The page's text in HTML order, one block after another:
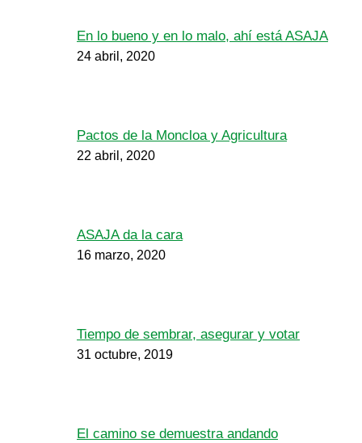
En lo bueno y en lo malo, ahí está ASAJA
24 abril, 2020
Pactos de la Moncloa y Agricultura
22 abril, 2020
ASAJA da la cara
16 marzo, 2020
Tiempo de sembrar, asegurar y votar
31 octubre, 2019
El camino se demuestra andando